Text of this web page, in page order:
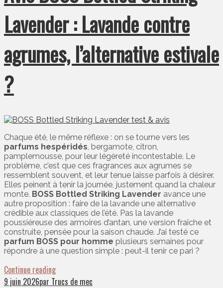
Lavender : Lavande contre
agrumes, l’alternative estivale
?
Chaque été, le même réflexe : on se tourne vers les
parfums hespéridés, bergamote, citron,
pamplemousse, pour leur légèreté incontestable. Le
problème, c’est que ces fragrances aux agrumes se
ressemblent souvent, et leur tenue laisse parfois à désirer.
Elles peinent à tenir la journée, justement quand la chaleur
monte. BOSS Bottled Striking Lavender avance une
autre proposition : faire de la lavande une alternative
crédible aux classiques de l’été. Pas la lavande
poussiéreuse des armoires d’antan, une version fraîche et
construite, pensée pour la saison chaude. J’ai testé ce
parfum BOSS pour homme plusieurs semaines pour
répondre à une question simple : peut-il tenir ce pari ?
Continue reading
9 juin 2026par Trucs de mec